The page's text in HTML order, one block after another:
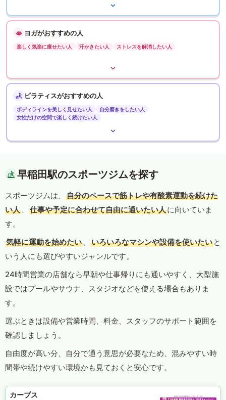
ヨガがおすすめの人
楽しく気楽に痩せたい人 汗かきたい人 ストレスを解消したい人
ピラティスがおすすめの人
ボディラインを美しく見せたい人
自分磨きをしたい人
女性だけの空間で楽しく続けたい人
早稲田駅のスポーツジムを探す
スポーツジムは、
自分のペースで筋トレや有酸素運動を続けた
い人 、 仕事や予定に合わせて自由に通いたい人に向いていま
す。
気軽に運動を始めたい 、 いろいろなマシンや設備を使いたい と
いう人にも選びやすいジャンルです。
24時間営業の店舗なら早朝や仕事帰りにも通いやすく、大型施
設ではプールやサウナ、スタジオなどを使える場合もありま
す。
選ぶときは設備や営業時間、料金、スタッフのサポート範囲を
確認しましょう。
自由度が高い分、自分で通う意思が必要なため、混みやすい時
間帯や続けやすい環境かも見ておくと安心です。
カーブス